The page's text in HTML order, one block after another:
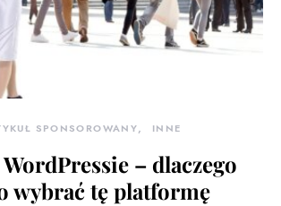
SPONSOROWANY INNE
– dlaczego
wybrać tę platformę